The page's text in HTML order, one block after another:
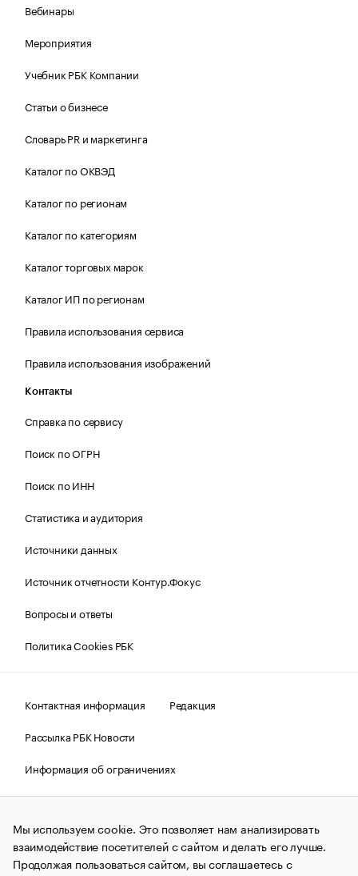
Вебинары
Мероприятия
Учебник РБК Компании
Статьи о бизнесе
Словарь PR и маркетинга
Каталог по ОКВЭД
Каталог по регионам
Каталог по категориям
Каталог торговых марок
Каталог ИП по регионам
Правила использования сервиса
Правила использования изображений
Контакты
Справка по сервису
Поиск по ОГРН
Поиск по ИНН
Статистика и аудитория
Источники данных
Источник отчетности Контур.Фокус
Вопросы и ответы
Политика Cookies РБК
Контактная информация
Редакция
Рассылка РБК Новости
Информация об ограничениях
Правовая информация
О соблюдении авторских прав
© АО «РОСБИЗНЕСКОНСАЛТИНГ»,1995–2026.Сообщения
и материалы информационного агентства «РБК»
(зарегистрировано Федеральной службой по надзору в сфере
связи, информационных технологий и массовых
Мы используем cookie. Это позволяет нам анализировать
взаимодействие посетителей с сайтом и делать его лучше.
Продолжая пользоваться сайтом, вы соглашаетесь с